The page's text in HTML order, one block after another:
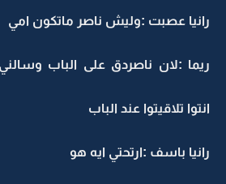
رانيا عصبت :وليش ناصر ماتكون امي
ريما :لان ناصردق على الباب
انتوا تلاقيتوا عند الباب
رانيا باسف :ارتحتي ايه هو